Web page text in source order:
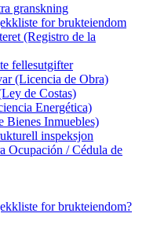
granskning
for brukteiendom
(Registro de la
fellesutgifter
(Licencia de Obra)
de Costas)
Energética)
Bienes Inmuebles)
inspeksjon
Ocupación / Cédula de
for brukteiendom?